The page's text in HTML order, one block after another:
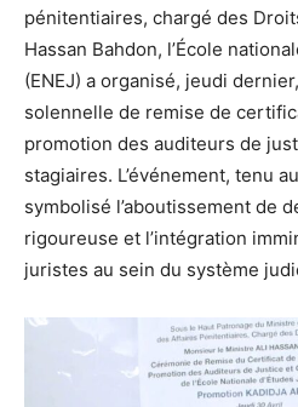
pénitentiaires, chargé des
Hassan Bahdon, l’École
(ENEJ) a organisé, jeudi
solennelle de remise de
promotion des auditeurs de
stagiaires. L’événement, tenu
symbolisé l’aboutissement de
rigoureuse et l’intégration
juristes au sein du système